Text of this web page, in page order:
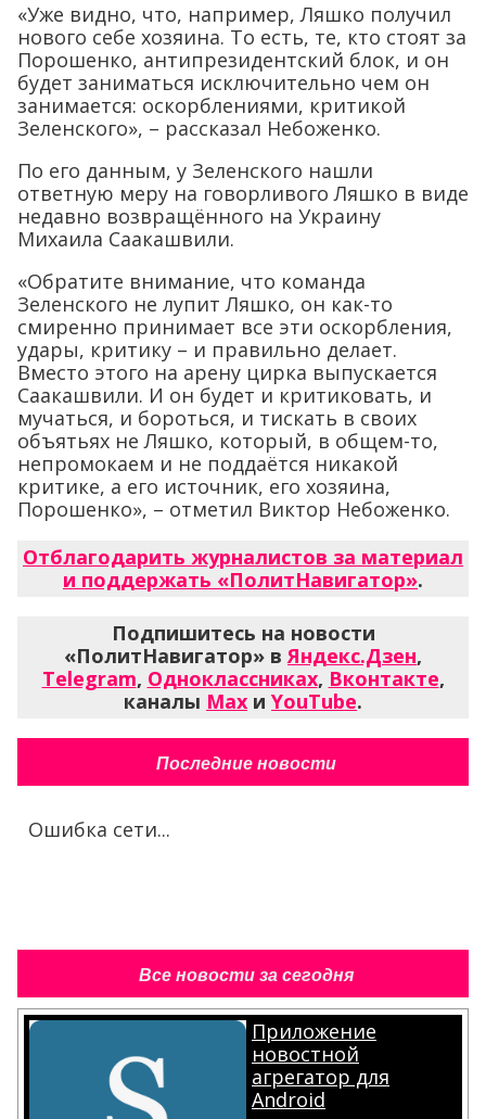
«Уже видно, что, например, Ляшко получил
нового себе хозяина. То есть, те, кто стоят за
Порошенко, антипрезидентский блок, и он
будет заниматься исключительно чем он
занимается: оскорблениями, критикой
Зеленского», – рассказал Небоженко.
По его данным, у Зеленского нашли
ответную меру на говорливого Ляшко в виде
недавно возвращённого на Украину
Михаила Саакашвили.
«Обратите внимание, что команда
Зеленского не лупит Ляшко, он как-то
смиренно принимает все эти оскорбления,
удары, критику – и правильно делает.
Вместо этого на арену цирка выпускается
Саакашвили. И он будет и критиковать, и
мучаться, и бороться, и тискать в своих
объятьях не Ляшко, который, в общем-то,
непромокаем и не поддаётся никакой
критике, а его источник, его хозяина,
Порошенко», – отметил Виктор Небоженко.
Отблагодарить журналистов за материал
и поддержать «ПолитНавигатор».
Подпишитесь на новости
«ПолитНавигатор» вЯндекс.Дзен,
Telegram, Одноклассниках, Вконтакте,
каналы Max и YouTube.
Последние новости
Ошибка сети...
Все новости за сегодня
Приложение
новостной
агрегатор для
Android